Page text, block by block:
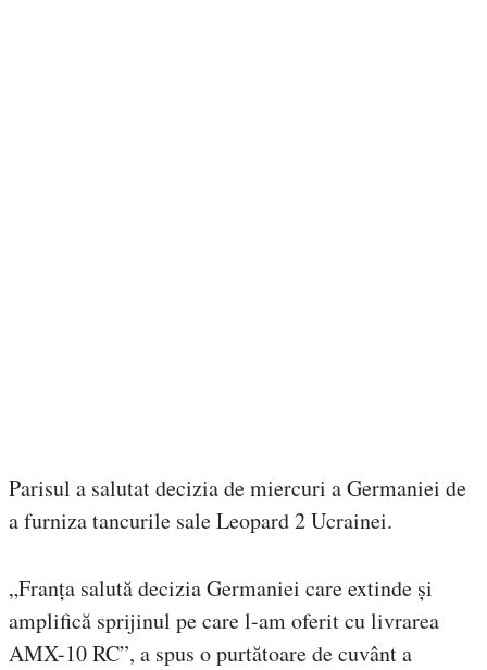
Parisul a salutat decizia de miercuri a Germaniei de
a furniza tancurile sale Leopard 2 Ucrainei.
„Franța salută decizia Germaniei care extinde și
amplifică sprijinul pe care l-am oferit cu livrarea
AMX-10 RC”, a spus o purtătoare de cuvânt a